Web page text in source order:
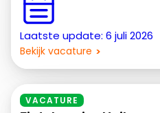
Laatste update: 6 juli 2026
Bekijk vacature
VACATURE